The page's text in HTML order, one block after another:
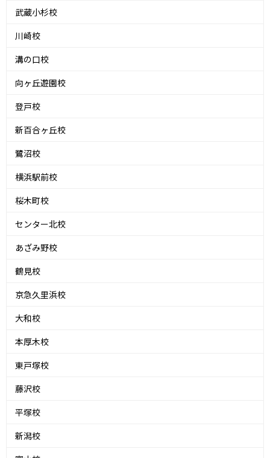
武蔵小杉校
川崎校
溝の口校
向ヶ丘遊園校
登戸校
新百合ヶ丘校
鷺沼校
横浜駅前校
桜木町校
センター北校
あざみ野校
鶴見校
京急久里浜校
大和校
本厚木校
東戸塚校
藤沢校
平塚校
新潟校